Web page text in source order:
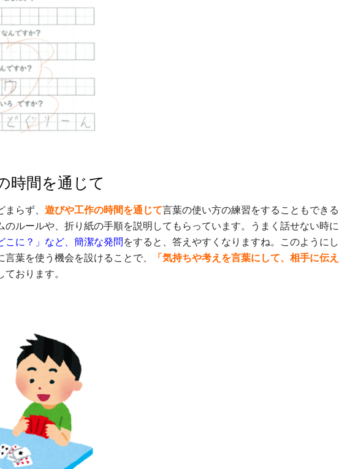
時間を通じて
らず、 遊びや工作の時間を通じて言葉の使い方の練習をすることもできる
のルールや、折り紙の手順を説明してもらっています。うまく話せない時に
こに？」など、簡潔な発問をすると、答えやすくなりますね。このようにし
葉を使う機会を設けることで、
「気持ちや考えを言葉にして、相手に伝え
おります。